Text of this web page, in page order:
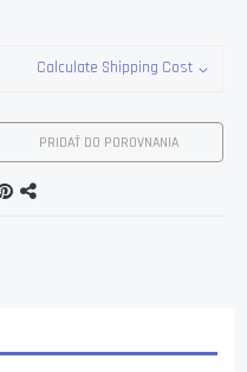
Calculate Shipping Cost
PRIDAŤ DO POROVNANIA